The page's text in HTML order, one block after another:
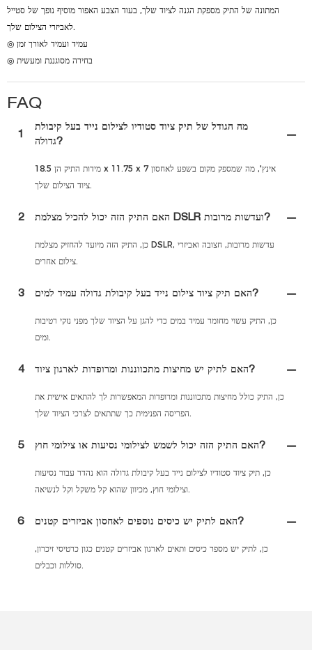
המתונה של התיק מספקת הגנה לציוד שלך, בעוד הצבע האפור מוסיף נופך של סטייל
לאביזרי הצילום שלך.
◎ עמיד ועמיד לאורך זמן
◎ בחירה מסוגננת ומעשית
FAQ
1
מה הגודל של תיק ציוד סטודיו לצילום נייד בעל קיבולת
גדולה?
מידות התיק הן 18.5 x 11.75 x 7 אינץ', מה שמספק מקום בשפע לאחסון
ציוד הצילום שלך.
2 האם התיק הזה יכול להכיל מצלמת DSLR ועדשות מרובות?
כן, התיק הזה מיועד להחזיק מצלמת DSLR, עדשות מרובות, חצובה ואביזרי
צילום אחרים.
3 האם תיק ציוד צילום נייד בעל קיבולת גדולה עמיד למים?
כן, התיק עשוי מחומר עמיד במים כדי להגן על הציוד שלך מפני נזקי רטיבות
ומים.
4 האם לתיק יש מחיצות מתכווננות ומרופדות לארגון ציוד?
כן, התיק כולל מחיצות מתכווננות ומרופדות המאפשרות לך להתאים אישית את
הפריסה הפנימית כך שתתאים לצרכי הציוד שלך.
5 האם התיק הזה יכול לשמש לצילומי נסיעות או צילומי חוץ?
כן, תיק ציוד סטודיו לצילום נייד בעל קיבולת גדולה הוא נהדר עבור נסיעות
וצילומי חוץ, מכיוון שהוא קל משקל וקל לנשיאה.
6 האם לתיק יש כיסים נוספים לאחסון אביזרים קטנים?
כן, לתיק יש מספר כיסים ותאים לארגון אביזרים קטנים כגון כרטיסי זיכרון,
סוללות וכבלים.